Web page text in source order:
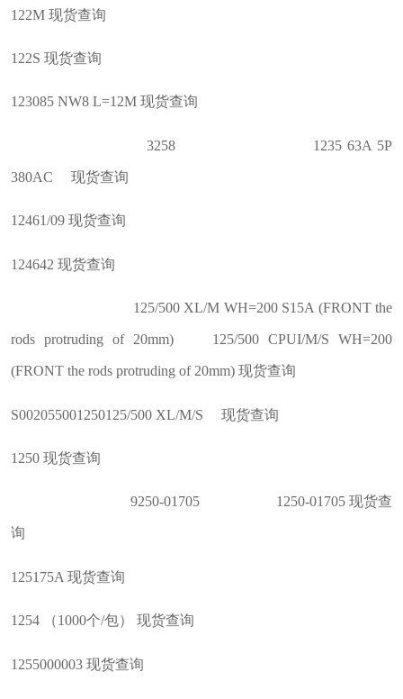
122M 现货查询
122S 现货查询
123085 NW8 L=12M 现货查询
3258 1235 63A 5P
380AC 现货查询
12461/09 现货查询
124642 现货查询
125/500 XL/M WH=200 S15A (FRONT the
rods protruding of 20mm) 125/500 CPUI/M/S WH=200
(FRONT the rods protruding of 20mm) 现货查询
S002055001250125/500 XL/M/S 现货查询
1250 现货查询
9250-01705 1250-01705 现货查
询
125175A 现货查询
1254 （1000个/包） 现货查询
1255000003 现货查询